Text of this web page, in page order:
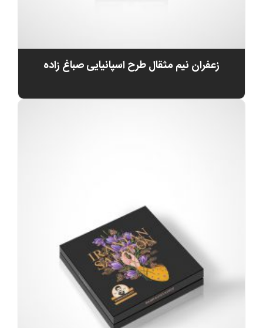
زعفران نیم مثقال طرح اسپانیایی صباغ زاده